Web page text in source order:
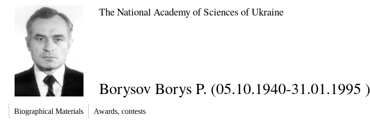
The National Academy of Sciences of Ukraine
Borysov Borys P. (05.10.1940-31.01.1995 )
Biographical Materials Awards, contests